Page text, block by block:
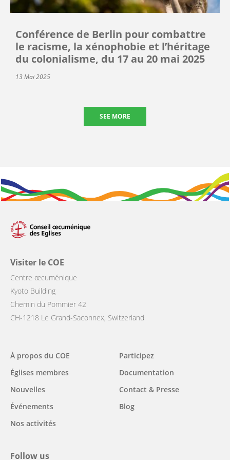
Conférence de Berlin pour combattre
le racisme, la xénophobie et l’héritage
du colonialisme, du 17 au 20 mai 2025
13 Mai 2025
SEE MORE
Visiter le COE
Centre œcuménique
Kyoto Building
Chemin du Pommier 42
CH-1218 Le Grand-Saconnex, Switzerland
Main
navigation
À propos du COE
Églises membres
Nouvelles
Événements
Nos activités
Participez
Documentation
Contact & Presse
Blog
Follow us